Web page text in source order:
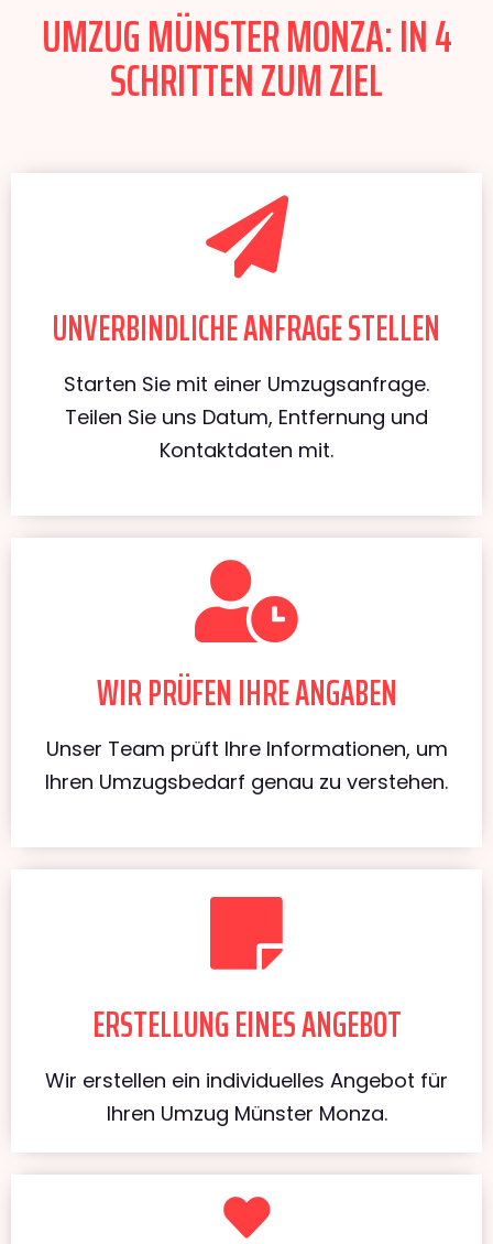
UMZUG MÜNSTER MONZA: IN 4
SCHRITTEN ZUM ZIEL
UNVERBINDLICHE ANFRAGE STELLEN
Starten Sie mit einer Umzugsanfrage.
Teilen Sie uns Datum, Entfernung und
Kontaktdaten mit.
WIR PRÜFEN IHRE ANGABEN
Unser Team prüft Ihre Informationen, um
Ihren Umzugsbedarf genau zu verstehen.
ERSTELLUNG EINES ANGEBOT
Wir erstellen ein individuelles Angebot für
Ihren Umzug Münster Monza.